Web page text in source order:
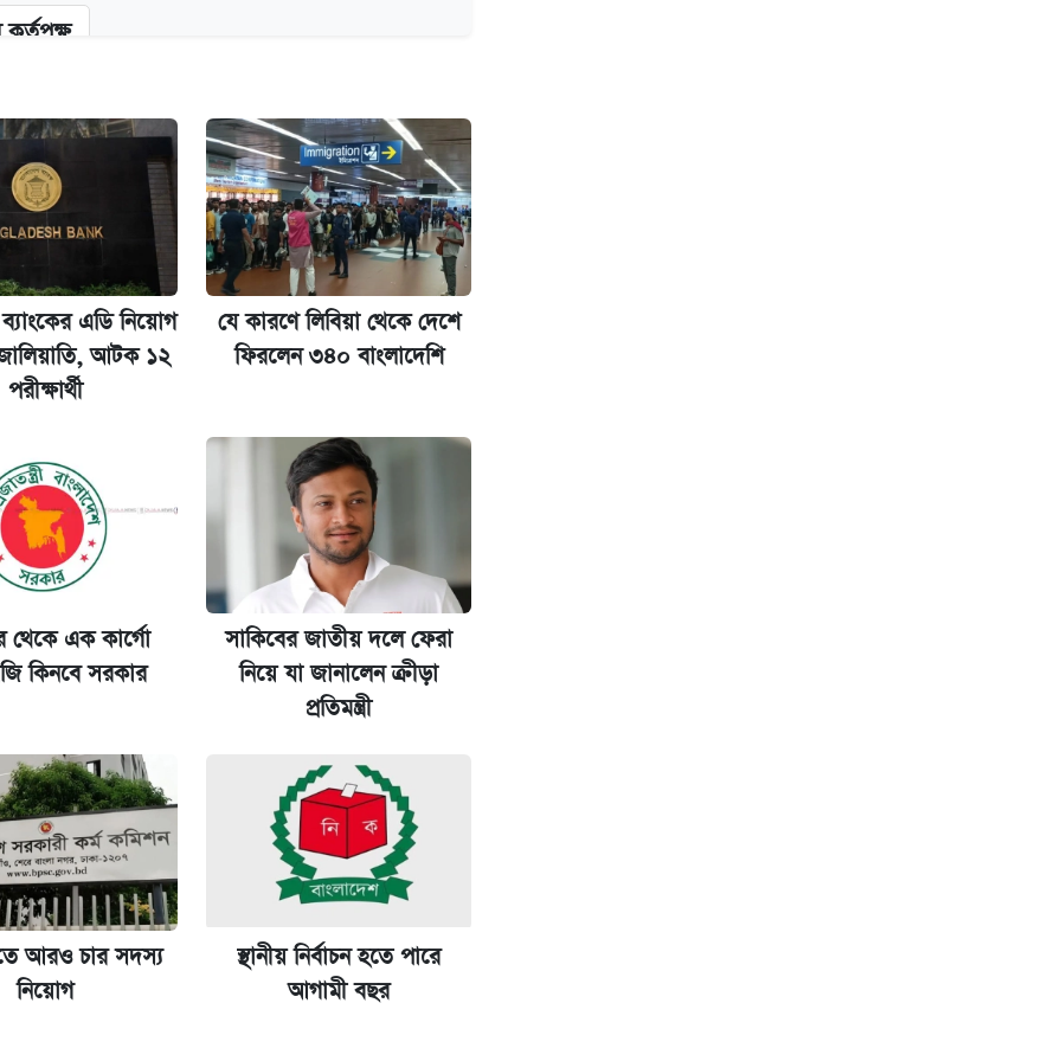
দাম ও ফিচার
যা
শুরু, আবেদন ১২ আগস্ট পর্যন্ত
এডি নিয়োগ
আটক ১২
পরীক্ষার্থী
যে কারণে লিবিয়া থেকে দেশে
ফিরলেন ৩৪০ বাংলাদেশি
থেকে এক কার্গো
কিনবে সরকার
সাকিবের জাতীয় দলে ফেরা
নিয়ে যা জানালেন ক্রীড়া
প্রতিমন্ত্রী
আরও চার সদস্য
নিয়োগ
স্থানীয় নির্বাচন হতে পারে
আগামী বছর